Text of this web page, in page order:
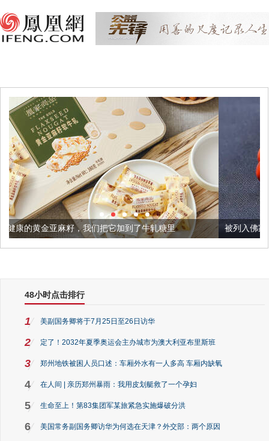
我们把它加到了牛轧糖里 被列入佛家七宝的它到底有多美
48小时点击排行
1 美副国务卿将于7月25日至26日访华
2 定了！2032年夏季奥运会主办城市为澳大利亚布里斯班
3 郑州地铁被困人员口述：车厢外水有一人多高 车厢内缺氧
4 在人间 | 亲历郑州暴雨：我用皮划艇救了一个孕妇
5 生命至上！第83集团军某旅紧急实施爆破分洪
6 美国常务副国务卿访华为何选在天津？外交部：两个原因